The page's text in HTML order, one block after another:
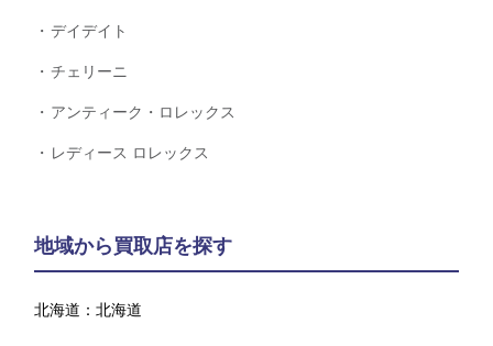
デイデイト
チェリーニ
アンティーク・ロレックス
レディース ロレックス
地域から買取店を探す
北海道：北海道